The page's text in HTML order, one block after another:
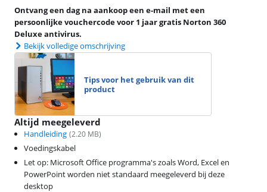
Ontvang een dag na aankoop een e-mail met een
persoonlijke vouchercode voor 1 jaar gratis Norton 360
Deluxe antivirus.
Bekijk volledige omschrijving
Tips voor het gebruik van dit
product
Altijd meegeleverd
Handleiding (2.20 MB)
Voedingskabel
Let op: Microsoft Office programma's zoals Word, Excel en
PowerPoint worden niet standaard meegeleverd bij deze
desktop